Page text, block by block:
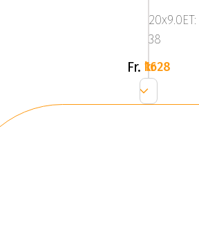
Silver
20x9.0ET:
38
Fr. 1628 kr